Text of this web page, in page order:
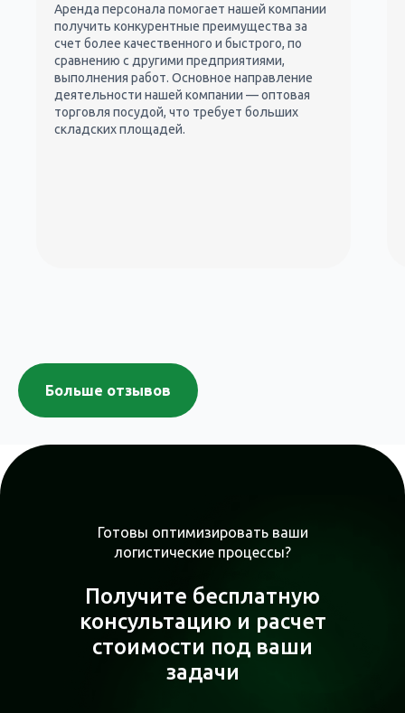
Аренда персонала помогает нашей компании
получить конкурентные преимущества за
счет более качественного и быстрого, по
сравнению с другими предприятиями,
выполнения работ. Основное направление
деятельности нашей компании — оптовая
торговля посудой, что требует больших
складских площадей.
Больше отзывов
Готовы оптимизировать ваши
логистические процессы?
Получите бесплатную
консультацию и расчет
стоимости под ваши
задачи